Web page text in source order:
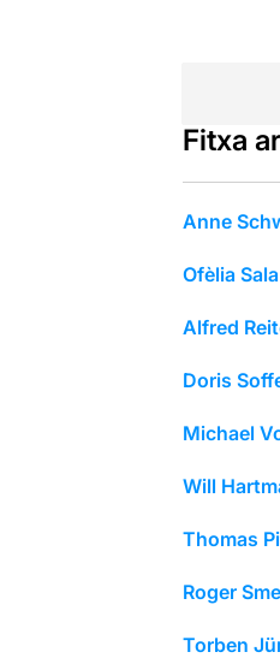
Fitxa
Anne
Ofèlia Sala
Alfred
Doris
Michael
Will
Thomas
Roger
Torben